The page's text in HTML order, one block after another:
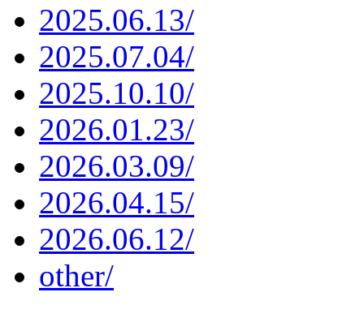
2025.06.13/
2025.07.04/
2025.10.10/
2026.01.23/
2026.03.09/
2026.04.15/
2026.06.12/
other/